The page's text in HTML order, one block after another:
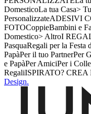
DomesticoLa tua Casa>
PersonalizzateADESIVI
FOTOCoppieBambini e
Domestico> AltroI
PasquaRegali per la Festa
PapàPer il tuo PartnerPer
e PapàPer AmiciPer i
RegaliISPIRATO?
Design.